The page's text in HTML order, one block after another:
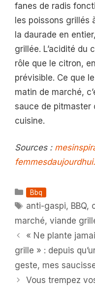
fanes de radis
les poissons grillés
la daurade en
grillée. L’acidité du
rôle que le citron,
prévisible. Ce que
matin de marché,
sauce de pitmaster
cuisine.
Sources :
Catégories
Bbq
Étiquettes
anti-gaspi, BBQ,
marché, viande
« Ne plante
grille » : depuis
geste, mes
Vous trempez